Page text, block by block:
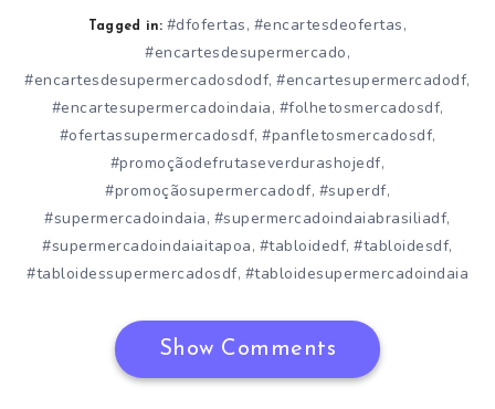
Tagged in: #dfofertas, #encartesdeofertas,
#encartesdesupermercado,
#encartesdesupermercadosdodf,#encartesupermercadodf,
#encartesupermercadoindaia, #folhetosmercadosdf,
#ofertassupermercadosdf, #panfletosmercadosdf,
#promoçãodefrutaseverdurashojedf,
#promoçãosupermercadodf, #superdf,
#supermercadoindaia, #supermercadoindaiabrasiliadf,
#supermercadoindaiaitapoa, #tabloidedf,#tabloidesdf,
#tabloidessupermercadosdf, #tabloidesupermercadoindaia
Show Comments